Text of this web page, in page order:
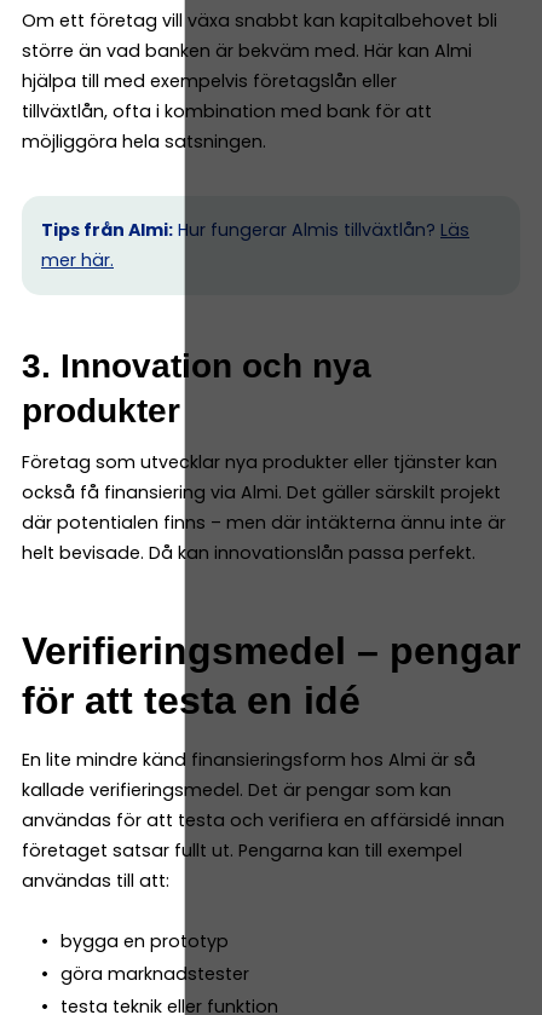
Om ett företag vill växa snabbt kan kapitalbehovet bli
större än vad banken är bekväm med. Här kan Almi
hjälpa till med exempelvis företagslån eller
tillväxtlån, ofta i kombination med bank för att
möjliggöra hela satsningen.
Tips från Almi: Hur fungerar Almis tillväxtlån? Läs
mer här.
3. Innovation och nya
produkter
Företag som utvecklar nya produkter eller tjänster kan
också få finansiering via Almi. Det gäller särskilt projekt
där potentialen finns – men där intäkterna ännu inte är
helt bevisade. Då kan innovationslån passa perfekt.
Verifieringsmedel – pengar
för att testa en idé
En lite mindre känd finansieringsform hos Almi är så
kallade verifieringsmedel. Det är pengar som kan
användas för att testa och verifiera en affärsidé innan
företaget satsar fullt ut. Pengarna kan till exempel
användas till att:
bygga en prototyp
göra marknadstester
testa teknik eller funktion